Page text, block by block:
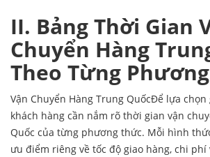
II. Bảng Thời Gian
Chuyển Hàng
Theo Từng
Vận Chuyển Hàng Trung QuốcĐể lựa chọn
khách hàng cần nắm rõ thời gian vận
Quốc của từng phương thức. Mỗi hình
ưu điểm riêng về tốc độ giao hàng, chi phí